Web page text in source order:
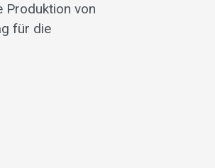
Produktion von
für die